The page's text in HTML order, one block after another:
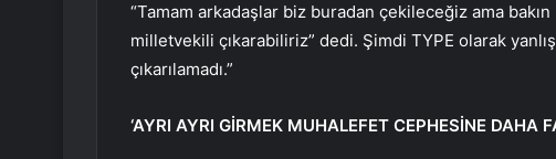
“Tamam arkadaşlar biz buradan çekileceğiz ama
milletvekili çıkarabiliriz” dedi. Şimdi TYPE olarak
çıkarılamadı.”
‘AYRI AYRI GİRMEK MUHALEFET CEPHESİNE DAHA